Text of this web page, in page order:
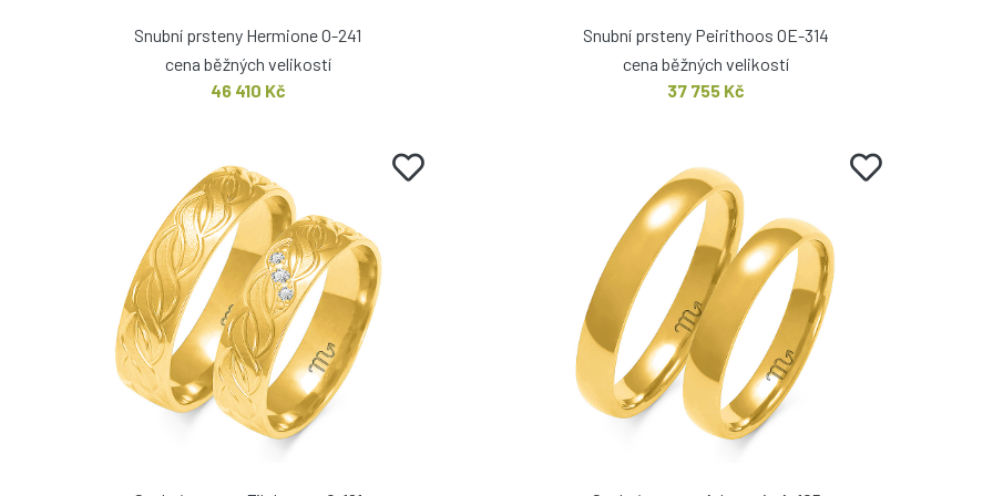
Snubní prsteny Hermione O-241
cena běžných velikostí
46 410 Kč
Snubní prsteny Peirithoos OE-314
cena běžných velikostí
37 755 Kč